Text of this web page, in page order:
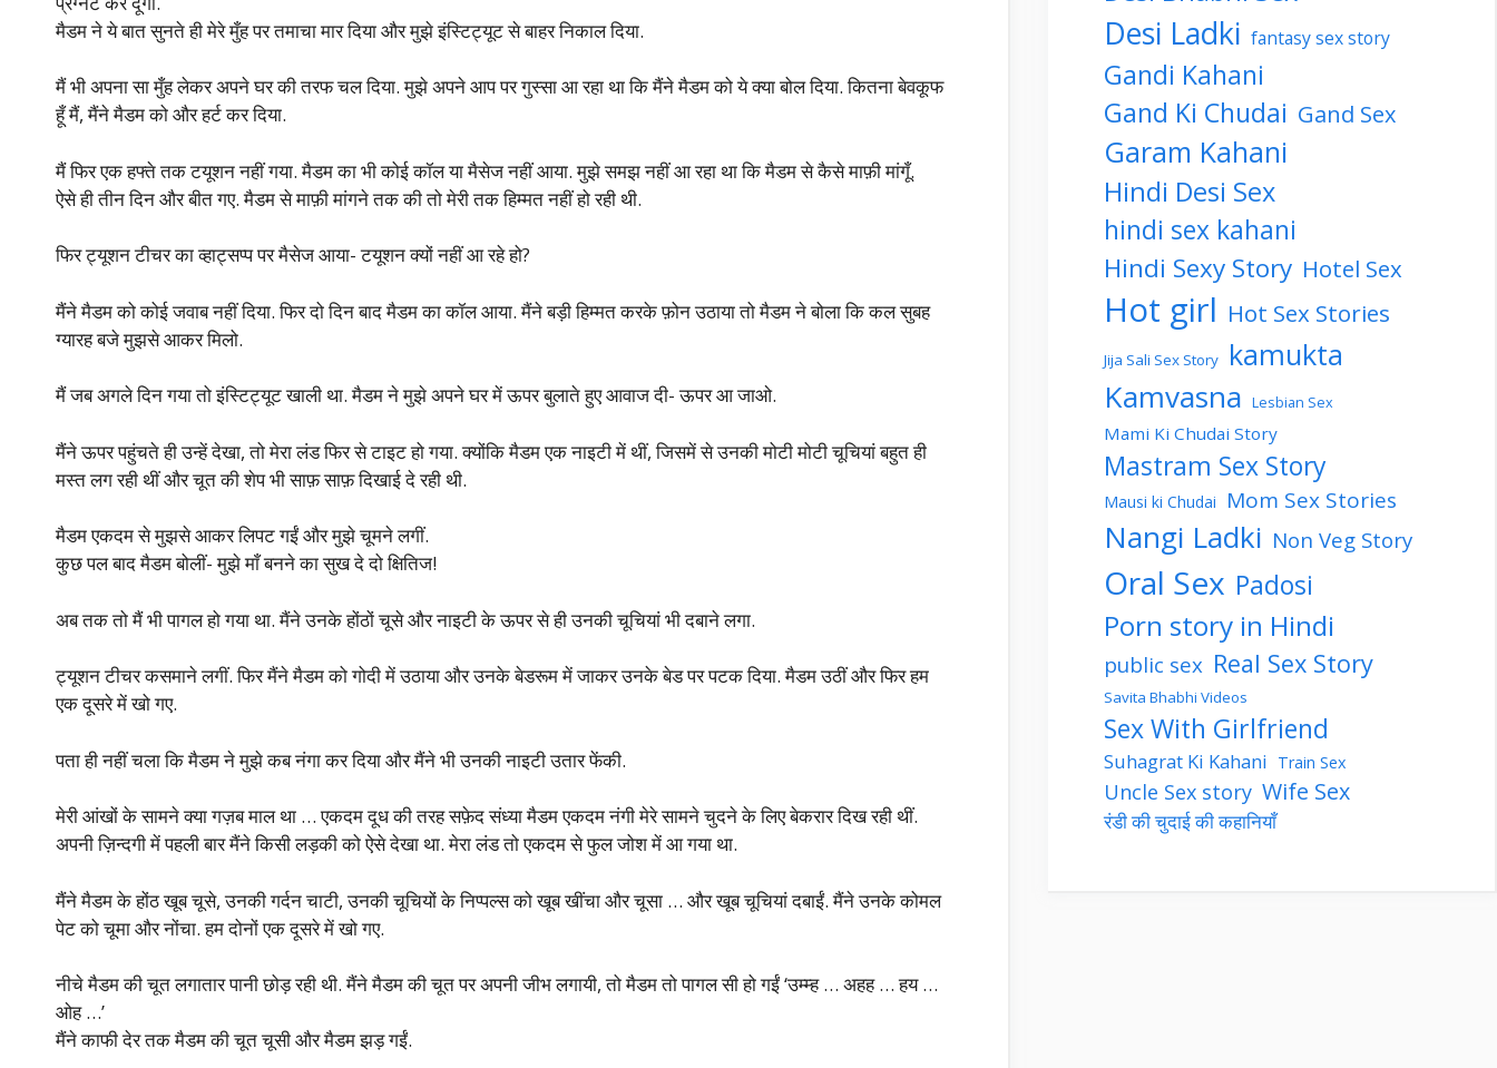
मैडम ने ये बात सुनते ही मेरे मुँह पर तमाचा मार दिया और मुझे इंस्टिट्यूट से बाहर निकाल दिया.
मैं भी अपना सा मुँह लेकर अपने घर की तरफ चल दिया. मुझे अपने आप पर गुस्सा आ रहा था कि मैंने मैडम को ये क्या बोल दिया. कितना बेवकूफ
हूँ मैं, मैंने मैडम को और हर्ट कर दिया.
मैं फिर एक हफ्ते तक टयूशन नहीं गया. मैडम का भी कोई कॉल या मैसेज नहीं आया. मुझे समझ नहीं आ रहा था कि मैडम से कैसे माफ़ी मांगूँ.
ऐसे ही तीन दिन और बीत गए. मैडम से माफ़ी मांगने तक की तो मेरी तक हिम्मत नहीं हो रही थी.
फिर ट्यूशन टीचर का व्हाट्सप्प पर मैसेज आया- टयूशन क्यों नहीं आ रहे हो?
मैंने मैडम को कोई जवाब नहीं दिया. फिर दो दिन बाद मैडम का कॉल आया. मैंने बड़ी हिम्मत करके फ़ोन उठाया तो मैडम ने बोला कि कल सुबह
ग्यारह बजे मुझसे आकर मिलो.
मैं जब अगले दिन गया तो इंस्टिट्यूट खाली था. मैडम ने मुझे अपने घर में ऊपर बुलाते हुए आवाज दी- ऊपर आ जाओ.
मैंने ऊपर पहुंचते ही उन्हें देखा, तो मेरा लंड फिर से टाइट हो गया. क्योंकि मैडम एक नाइटी में थीं, जिसमें से उनकी मोटी मोटी चूचियां बहुत ही
मस्त लग रही थीं और चूत की शेप भी साफ़ साफ़ दिखाई दे रही थी.
मैडम एकदम से मुझसे आकर लिपट गईं और मुझे चूमने लगीं.
कुछ पल बाद मैडम बोलीं- मुझे माँ बनने का सुख दे दो क्षितिज!
अब तक तो मैं भी पागल हो गया था. मैंने उनके होंठों चूसे और नाइटी के ऊपर से ही उनकी चूचियां भी दबाने लगा.
ट्यूशन टीचर कसमाने लगीं. फिर मैंने मैडम को गोदी में उठाया और उनके बेडरूम में जाकर उनके बेड पर पटक दिया. मैडम उठीं और फिर हम
एक दूसरे में खो गए.
पता ही नहीं चला कि मैडम ने मुझे कब नंगा कर दिया और मैंने भी उनकी नाइटी उतार फेंकी.
मेरी आंखों के सामने क्या गज़ब माल था … एकदम दूध की तरह सफ़ेद संध्या मैडम एकदम नंगी मेरे सामने चुदने के लिए बेकरार दिख रही थीं.
अपनी ज़िन्दगी में पहली बार मैंने किसी लड़की को ऐसे देखा था. मेरा लंड तो एकदम से फुल जोश में आ गया था.
मैंने मैडम के होंठ खूब चूसे, उनकी गर्दन चाटी, उनकी चूचियों के निप्पल्स को खूब खींचा और चूसा … और खूब चूचियां दबाईं. मैंने उनके कोमल
पेट को चूमा और नोंचा. हम दोनों एक दूसरे में खो गए.
नीचे मैडम की चूत लगातार पानी छोड़ रही थी. मैंने मैडम की चूत पर अपनी जीभ लगायी, तो मैडम तो पागल सी हो गईं ‘उम्म्ह … अहह … हय …
ओह …’
मैंने काफी देर तक मैडम की चूत चूसी और मैडम झड़ गईं.
Desi Ladki fantasy sex story
Gandi Kahani
Gand Ki Chudai Gand Sex
Garam Kahani
Hindi Desi Sex
hindi sex kahani
Hindi Sexy Story Hotel Sex
Hot girl Hot Sex Stories
Jija Sali Sex Story kamukta
Kamvasna Lesbian Sex
Mami Ki Chudai Story
Mastram Sex Story
Mausi ki Chudai Mom Sex Stories
Nangi Ladki Non Veg Story
Oral Sex Padosi
Porn story in Hindi
public sex Real Sex Story
Savita Bhabhi Videos
Sex With Girlfriend
Suhagrat Ki Kahani Train Sex
Uncle Sex story Wife Sex
रंडी की चुदाई की कहानियाँ